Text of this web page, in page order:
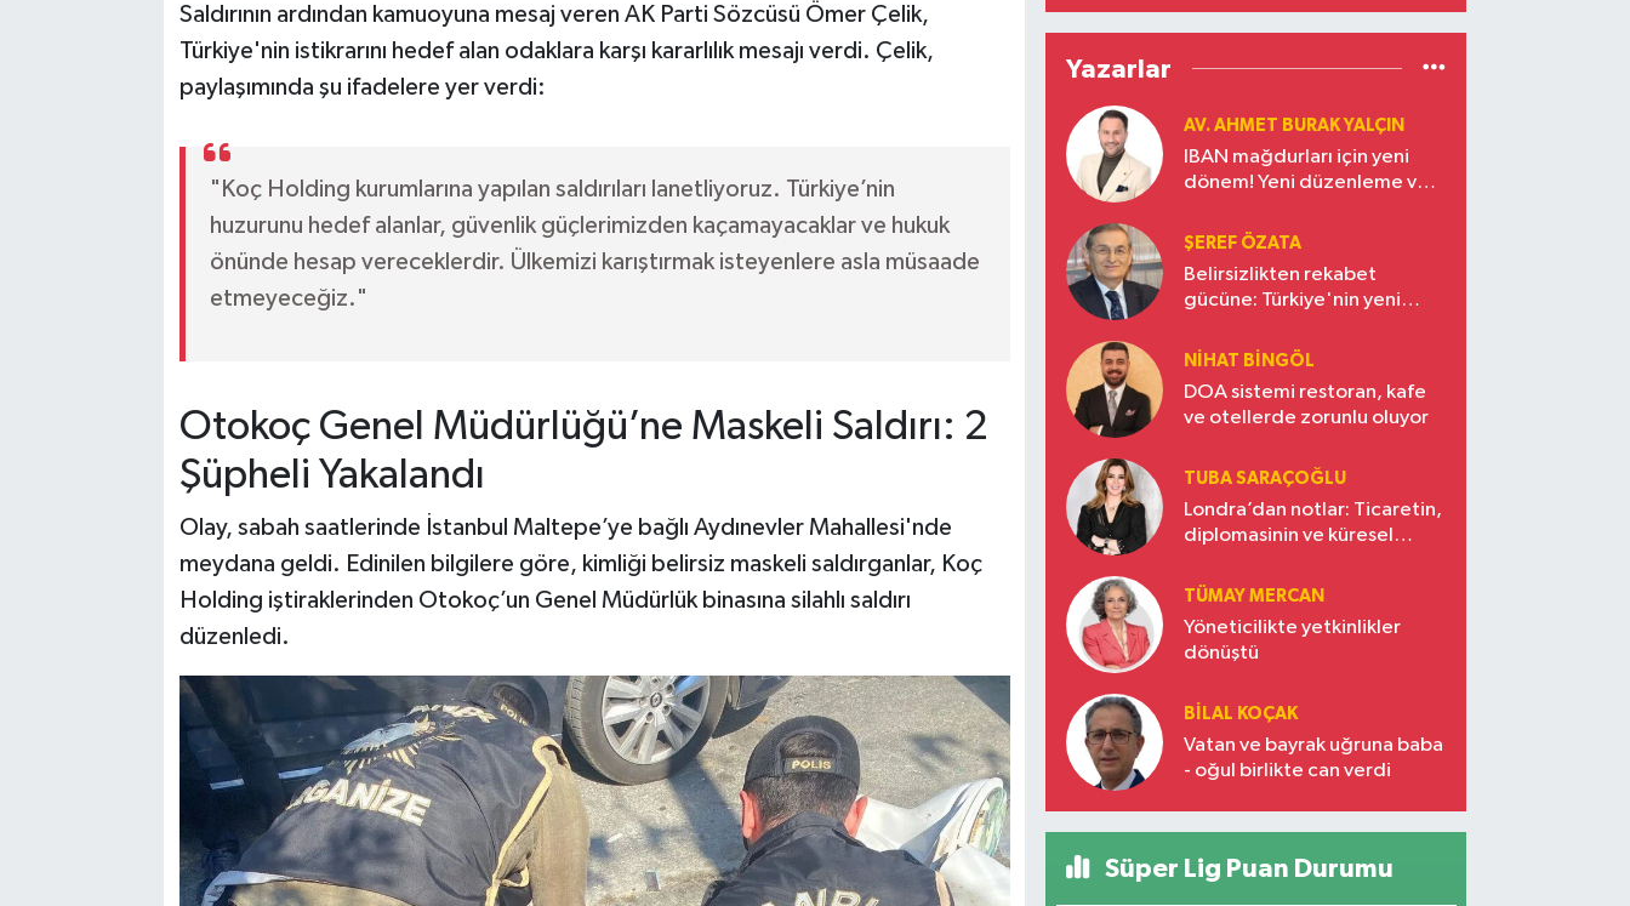
Saldırının ardından kamuoyuna mesaj veren AK Parti Sözcüsü Ömer Çelik,
Türkiye'nin istikrarını hedef alan odaklara karşı kararlılık mesajı verdi. Çelik,
paylaşımında şu ifadelere yer verdi:
"Koç Holding kurumlarına yapılan saldırıları lanetliyoruz. Türkiye’nin
huzurunu hedef alanlar, güvenlik güçlerimizden kaçamayacaklar ve hukuk
önünde hesap vereceklerdir. Ülkemizi karıştırmak isteyenlere asla müsaade
etmeyeceğiz."
Otokoç Genel Müdürlüğü’ne Maskeli Saldırı: 2
Şüpheli Yakalandı
Olay, sabah saatlerinde İstanbul Maltepe’ye bağlı Aydınevler Mahallesi'nde
meydana geldi. Edinilen bilgilere göre, kimliği belirsiz maskeli saldırganlar, Koç
Holding iştiraklerinden Otokoç’un Genel Müdürlük binasına silahlı saldırı
düzenledi.
Eriyor
Yazarlar
AV. AHMET BURAK YALÇIN
IBAN mağdurları için yeni
dönem! Yeni düzenleme ve
ŞEREF ÖZATA
Belirsizlikten rekabet
gücüne: Türkiye'nin yeni
NIHAT BINGÖL
DOA sistemi restoran, kafe
ve otellerde zorunlu oluyor
TUBA SARAÇOĞLU
Londra’dan notlar: Ticaretin,
diplomasinin ve küresel
Türkiye’nin yükselen gücü
TÜMAY MERCAN
Yöneticilikte yetkinlikler
dönüştü
BILAL KOÇAK
Vatan ve bayrak uğruna baba
- oğul birlikte can verdi
Süper Lig Puan Durumu